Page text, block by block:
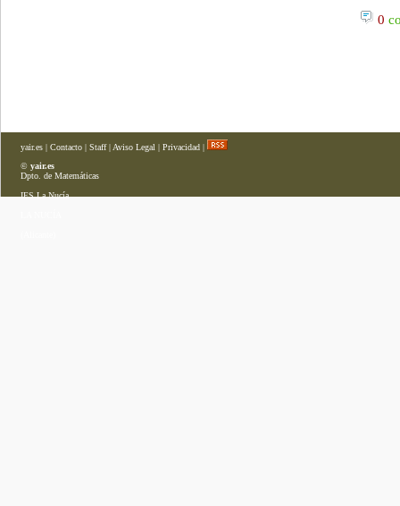
0
yair.es | Contacto | Staff| Aviso Legal | Privacidad |
© yair.es
Dpto. de Matemáticas
IES La Nucía